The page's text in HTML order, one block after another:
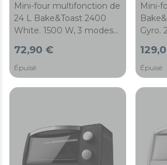
Mini-four multifonction de
24 L Bake&Toast 2400
White. 1500 W, 3 modes
température réglable,
porte avec double verre
et finitions en acier
72,90 €
Épuisé
Mini-
Gyro.
noir.
Épuisé